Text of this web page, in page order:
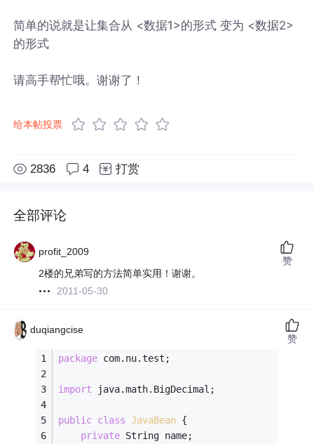
简单的说就是让集合从 <数据1>的形式 变为 <数据2>
的形式
请高手帮忙哦。谢谢了！
给本帖投票
2836 4 打赏
全部评论
profit_2009
2楼的兄弟写的方法简单实用！谢谢。
2011-05-30
赞
duqiangcise
package com.nu.test;
import java.math.BigDecimal;
public class JavaBean {
private String name;
赞